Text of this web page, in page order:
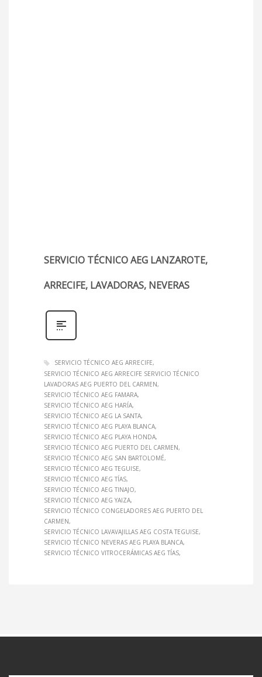
SERVICIO TÉCNICO AEG LANZAROTE,
ARRECIFE, LAVADORAS, NEVERAS
SERVICIO TÉCNICO AEG ARRECIFE
SERVICIO TÉCNICO AEG ARRECIFE SERVICIO TÉCNICO
LAVADORAS AEG PUERTO DEL CARMEN
SERVICIO TÉCNICO AEG FAMARA
SERVICIO TÉCNICO AEG HARÍA
SERVICIO TÉCNICO AEG LA SANTA
SERVICIO TÉCNICO AEG PLAYA BLANCA
SERVICIO TÉCNICO AEG PLAYA HONDA
SERVICIO TÉCNICO AEG PUERTO DEL CARMEN
SERVICIO TÉCNICO AEG SAN BARTOLOMÉ
SERVICIO TÉCNICO AEG TEGUISE
SERVICIO TÉCNICO AEG TÍAS
SERVICIO TÉCNICO AEG TINAJO
SERVICIO TÉCNICO AEG YAIZA
SERVICIO TÉCNICO CONGELADORES AEG PUERTO DEL
CARMEN
SERVICIO TÉCNICO LAVAVAJILLAS AEG COSTA TEGUISE
SERVICIO TÉCNICO NEVERAS AEG PLAYA BLANCA
SERVICIO TÉCNICO VITROCERÁMICAS AEG TÍAS